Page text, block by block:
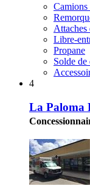
Camions
Attaches
Libre-
Propane
Solde de
4
La Paloma